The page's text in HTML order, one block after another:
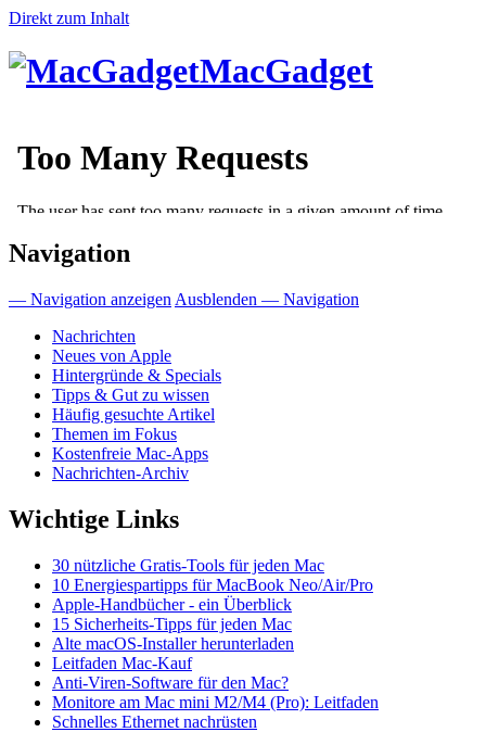
Direkt zum Inhalt
MacGadget
Navigation
— Navigation anzeigen Ausblenden — Navigation
Nachrichten
Neues von Apple
Hintergründe & Specials
Tipps & Gut zu wissen
Häufig gesuchte Artikel
Themen im Fokus
Kostenfreie Mac-Apps
Nachrichten-Archiv
Wichtige Links
30 nützliche Gratis-Tools für jeden Mac
10 Energiespartipps für MacBook Neo/Air/Pro
Apple-Handbücher - ein Überblick
15 Sicherheits-Tipps für jeden Mac
Alte macOS-Installer herunterladen
Leitfaden Mac-Kauf
Anti-Viren-Software für den Mac?
Monitore am Mac mini M2/M4 (Pro): Leitfaden
Schnelles Ethernet nachrüsten